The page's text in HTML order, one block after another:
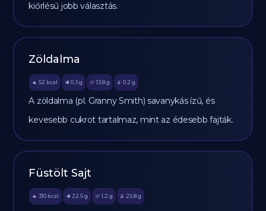
kiőrlésű jobb választás.
Zöldalma
🔥 52 kcal 🥩 0.3 g 🥔 13.8g 🫒 0.2 g
A zöldalma (pl. Granny Smith) savanykás ízű, és
kevesebb cukrot tartalmaz, mint az édesebb fajták.
Füstölt Sajt
🔥 310 kcal 🥩 22.5 g 🥔 1.2 g 🫒 25.8 g